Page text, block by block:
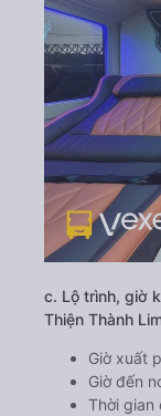
c. Lộ trình, giờ
Thiện Thành
Giờ xuất
Giờ đến
Thời gian